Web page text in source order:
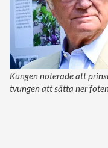
Kungen noterade att
tvungen att sätta ner